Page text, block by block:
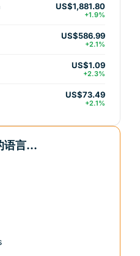
US$1,881.80
+1.9%
US$586.99
+2.1%
US$1.09
+2.3%
US$73.49
+2.1%
语言...